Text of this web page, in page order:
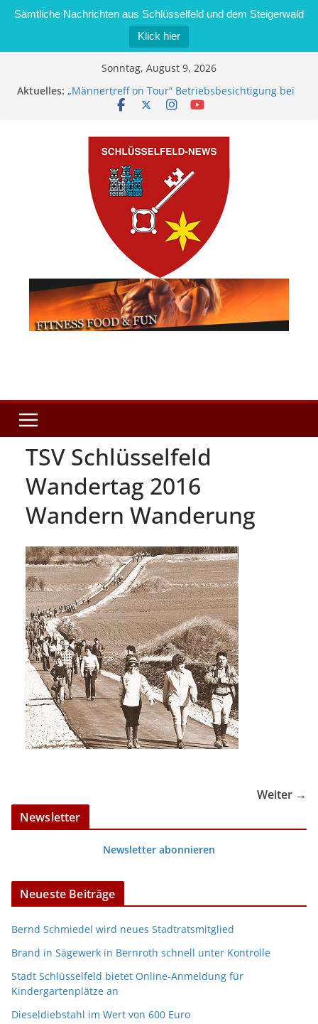
Sämtliche Nachrichten aus Schlüsselfeld und dem Steigerwald
Klick hier
Sonntag, August 9, 2026
Aktuelles: „Männertreff on Tour“ Betriebsbesichtigung bei
der Schreinerei Zimmermann GmbH
Brand in Sägewerk in Bernroth schnell unter
Kontrolle
Stadt Schlüsselfeld bietet Online-Anmeldung für
Kindergartenplätze an
Dieseldiebstahl im Wert von 600 Euro
TSV Schlüsselfeld
Wandertag 2016
Wandern Wanderung
Weiter →
Newsletter
Newsletter abonnieren
Neueste Beiträge
Bernd Schmiedel wird neues Stadtratsmitglied
Brand in Sägewerk in Bernroth schnell unter Kontrolle
Stadt Schlüsselfeld bietet Online-Anmeldung für
Kindergartenplätze an
Dieseldiebstahl im Wert von 600 Euro